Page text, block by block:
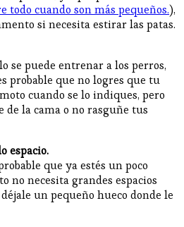
todo cuando son más pequeños.),
si necesita estirar las patas.
se puede entrenar a los perros,
probable que no logres que tu
cuando se lo indiques, pero
de la cama o no rasguñe tus
espacio.
que ya estés un poco
no necesita grandes espacios
un pequeño hueco donde le